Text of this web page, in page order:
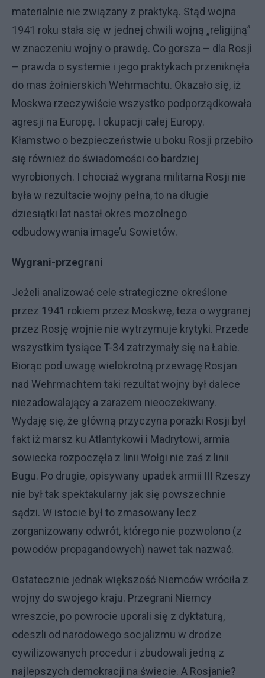
materialnie nie związany z praktyką. Stąd wojna
1941 roku stała się w jednej chwili wojną „religijną”
w znaczeniu wojny o prawdę. Co gorsza – dla Rosji
– prawda o systemie i jego praktykach przeniknęła
do mas żołnierskich Wehrmachtu. Okazało się, iż
Moskwa rzeczywiście wszystko podporządkowała
agresji na Europę. I okupacji całej Europy.
Kłamstwo o bezpieczeństwie u boku Rosji przebiło
się również do świadomości co bardziej
wyrobionych. I chociaż wygrana militarna Rosji nie
była w rezultacie wojny pełna, to na długie
dziesiątki lat nastał okres mozolnego
odbudowywania image’u Sowietów.
Wygrani-przegrani
Jeżeli analizować cele strategiczne określone
przez 1941 rokiem przez Moskwę, teza o wygranej
przez Rosję wojnie nie wytrzymuje krytyki. Przede
wszystkim tysiące T-34 zatrzymały się na Łabie.
Biorąc pod uwagę wielokrotną przewagę Rosjan
nad Wehrmachtem taki rezultat wojny był dalece
niezadowalający a zarazem nieoczekiwany.
Wydaję się, że główną przyczyna porażki Rosji był
fakt iż marsz ku Atlantykowi i Madrytowi, armia
sowiecka rozpoczęła z linii Wołgi nie zaś z linii
Bugu. Po drugie, opisywany upadek armii III Rzeszy
nie był tak spektakularny jak się powszechnie
sądzi. W istocie był to zmasowany lecz
zorganizowany odwrót, którego nie pozwolono (z
powodów propagandowych) nawet tak nazwać.
Ostatecznie jednak większość Niemców wróciła z
wojny do swojego kraju. Przegrani Niemcy
wreszcie, po powrocie uporali się z dyktaturą,
odeszli od narodowego socjalizmu w drodze
cywilizowanych procedur i zbudowali jedną z
najlepszych demokracji na świecie. A Rosjanie?